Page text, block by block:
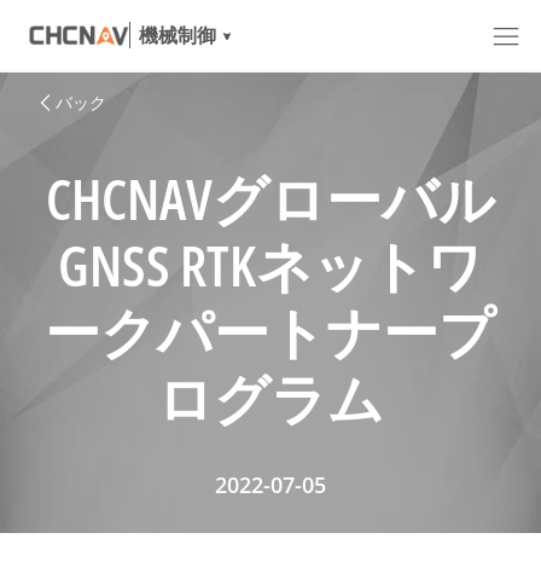
機械制御
バック
CHCNAVグローバル
GNSS RTKネットワ
ークパートナープ
ログラム
2022-07-05